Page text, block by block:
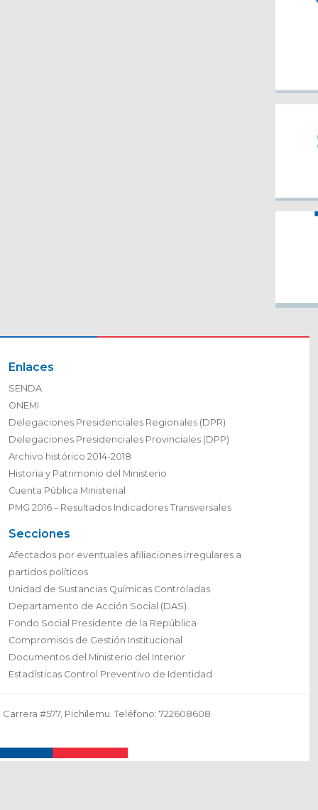
Enlaces
SENDA
ONEMI
Delegaciones Presidenciales Regionales (DPR)
Delegaciones Presidenciales Provinciales (DPP)
Archivo histórico 2014-2018
Historia y Patrimonio del Ministerio
Cuenta Pública Ministerial
PMG 2016 – Resultados Indicadores Transversales
Secciones
Afectados por eventuales afiliaciones irregulares a
partidos políticos
Unidad de Sustancias Químicas Controladas
Departamento de Acción Social (DAS)
Fondo Social Presidente de la República
Compromisos de Gestión Institucional
Documentos del Ministerio del Interior
Estadísticas Control Preventivo de Identidad
Carrera #577, Pichilemu. Teléfono: 722608608